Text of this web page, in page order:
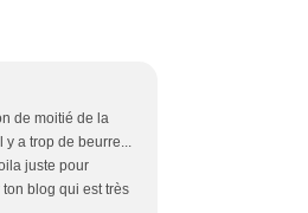
de moitié de la
y a trop de beurre...
juste pour
blog qui est très